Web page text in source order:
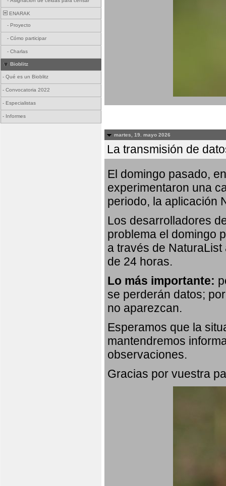
ENARAK
- Proyecto
- Cómo participar
- Charlas
Bioblitz
- Qué es un Bioblitz
- Convocatoria 2022
- Especialistas
- Informes
martes, 19. mayo 2026
La transmisión de
El domingo pasado,
experimentaron una
periodo, la aplicación
Los desarrolladores
problema el domingo
a través de
de 24 horas.
Lo más importante:
se perderán datos;
no aparezcan.
Esperamos que la
mantendremos
observaciones.
Gracias por vuestra